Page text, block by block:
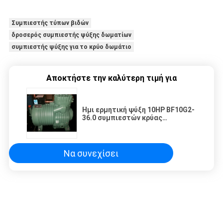
Συμπιεστής τύπων βιδών
δροσερός συμπιεστής ψύξης δωματίων
συμπιεστής ψύξης για το κρύο δωμάτιο
Αποκτήστε την καλύτερη τιμή για
Ημι ερμητική ψύξη 10HP BF10G2-
36.0 συμπιεστών κρύας
Να συνεχίσει